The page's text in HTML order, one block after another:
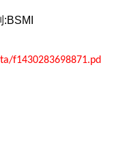
f1430283698871.pd